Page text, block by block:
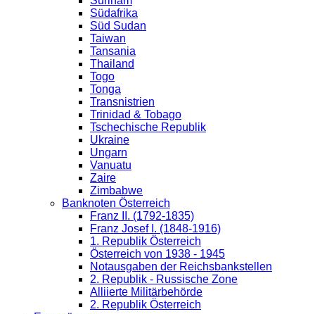
Südafrika
Süd Sudan
Taiwan
Tansania
Thailand
Togo
Tonga
Transnistrien
Trinidad & Tobago
Tschechische Republik
Ukraine
Ungarn
Vanuatu
Zaire
Zimbabwe
Banknoten Österreich
Franz II. (1792-1835)
Franz Josef I. (1848-1916)
1. Republik Österreich
Österreich von 1938 - 1945
Notausgaben der Reichsbankstellen
2. Republik - Russische Zone
Alliierte Militärbehörde
2. Republik Österreich